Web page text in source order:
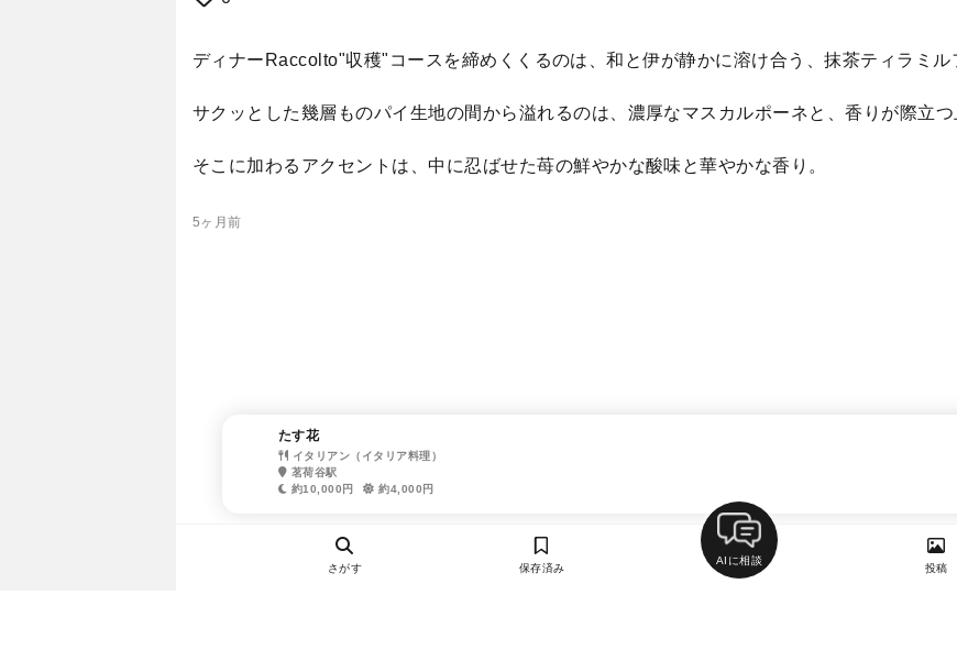
ディナーRaccolto"収穫"コースを締めくくるのは、和と伊が静かに溶け合う、抹茶ティラミル
サクッとした幾層ものパイ生地の間から溢れるのは、濃厚なマスカルポーネと、香りが際立つ
そこに加わるアクセントは、中に忍ばせた苺の鮮やかな酸味と華やかな香り。
5ヶ月前
たす花
イタリアン（イタリア料理）
茗荷谷駅
約10,000円
約4,000円
さがす 保存済み
AIに相談
投稿